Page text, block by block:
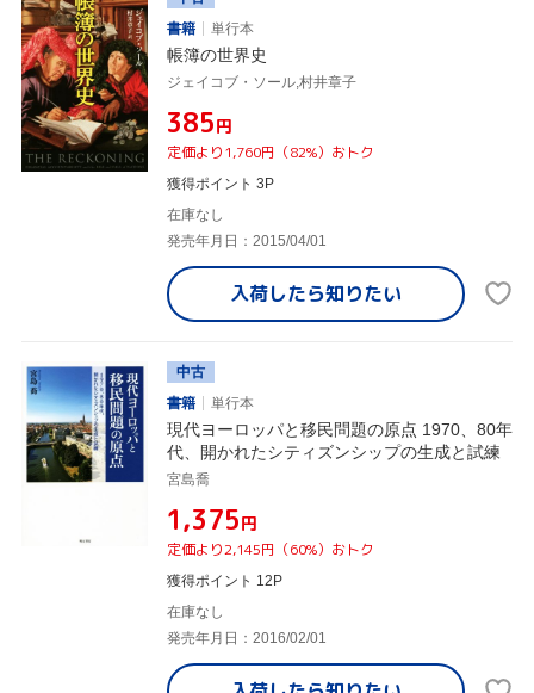
書籍
単行本
帳簿の世界史
ジェイコブ・ソール,村井章子
¥385円
定価より1,760円（82%）おトク
獲得ポイント 3P
在庫なし
発売年月日：2015/04/01
入荷したら知りたい
中古
書籍
単行本
現代ヨーロッパと移民問題の原点 1970、80年
代、開かれたシティズンシップの生成と試練
宮島喬
¥1,375円
定価より2,145円（60%）おトク
獲得ポイント 12P
在庫なし
発売年月日：2016/02/01